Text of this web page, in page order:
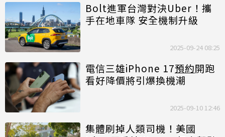
Bolt進軍台灣對決Uber！攜
手在地車隊 安全機制升級
2025-09-24 08:25
電信三雄iPhone 17預約開跑
看好降價將引爆換機潮
2025-09-10 12:46
集體刷掉人類司機！美國